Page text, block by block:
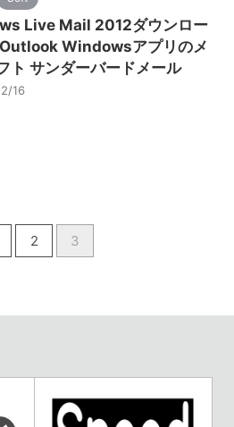
Live Mail 2012ダウンロー
Outlook Windowsアプリのメ
ト サンダーバードメール
16
2 3